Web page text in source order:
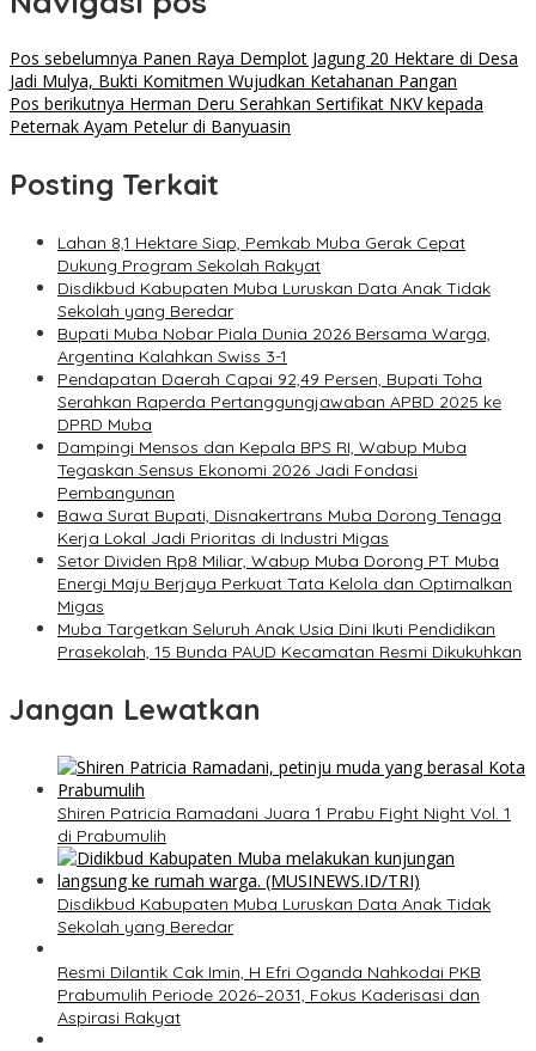
Pos sebelumnya Panen Raya Demplot Jagung 20 Hektare di Desa
Jadi Mulya, Bukti Komitmen Wujudkan Ketahanan Pangan
Pos berikutnya Herman Deru Serahkan Sertifikat NKV kepada
Peternak Ayam Petelur di Banyuasin
Posting Terkait
Lahan 8,1 Hektare Siap, Pemkab Muba Gerak Cepat
Dukung Program Sekolah Rakyat
Disdikbud Kabupaten Muba Luruskan Data Anak Tidak
Sekolah yang Beredar
Bupati Muba Nobar Piala Dunia 2026 Bersama Warga,
Argentina Kalahkan Swiss 3-1
Pendapatan Daerah Capai 92,49 Persen, Bupati Toha
Serahkan Raperda Pertanggungjawaban APBD 2025 ke
DPRD Muba
Dampingi Mensos dan Kepala BPS RI, Wabup Muba
Tegaskan Sensus Ekonomi 2026 Jadi Fondasi
Pembangunan
Bawa Surat Bupati, Disnakertrans Muba Dorong Tenaga
Kerja Lokal Jadi Prioritas di Industri Migas
Setor Dividen Rp8 Miliar, Wabup Muba Dorong PT Muba
Energi Maju Berjaya Perkuat Tata Kelola dan Optimalkan
Migas
Muba Targetkan Seluruh Anak Usia Dini Ikuti Pendidikan
Prasekolah, 15 Bunda PAUD Kecamatan Resmi Dikukuhkan
Jangan Lewatkan
Shiren Patricia Ramadani Juara 1 Prabu Fight Night Vol. 1
di Prabumulih
Disdikbud Kabupaten Muba Luruskan Data Anak Tidak
Sekolah yang Beredar
Resmi Dilantik Cak Imin, H Efri Oganda Nahkodai PKB
Prabumulih Periode 2026–2031, Fokus Kaderisasi dan
Aspirasi Rakyat